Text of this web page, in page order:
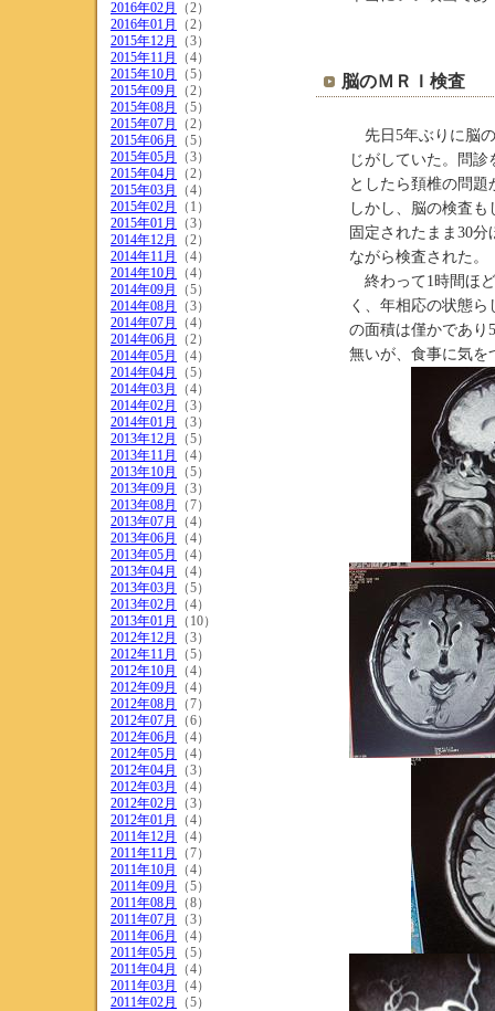
2016年02月
（2）
2016年01月
（2）
2015年12月
（3）
2015年11月
（4）
2015年10月
（5）
2015年09月
（2）
2015年08月
（5）
2015年07月
（2）
2015年06月
（5）
2015年05月
（3）
2015年04月
（2）
2015年03月
（4）
2015年02月
（1）
2015年01月
（3）
2014年12月
（2）
2014年11月
（4）
2014年10月
（4）
2014年09月
（5）
2014年08月
（3）
2014年07月
（4）
2014年06月
（2）
2014年05月
（4）
2014年04月
（5）
2014年03月
（4）
2014年02月
（3）
2014年01月
（3）
2013年12月
（5）
2013年11月
（4）
2013年10月
（5）
2013年09月
（3）
2013年08月
（7）
2013年07月
（4）
2013年06月
（4）
2013年05月
（4）
2013年04月
（4）
2013年03月
（5）
2013年02月
（4）
2013年01月
（10）
2012年12月
（3）
2012年11月
（5）
2012年10月
（4）
2012年09月
（4）
2012年08月
（7）
2012年07月
（6）
2012年06月
（4）
2012年05月
（4）
2012年04月
（3）
2012年03月
（4）
2012年02月
（3）
2012年01月
（4）
2011年12月
（4）
2011年11月
（7）
2011年10月
（4）
2011年09月
（5）
2011年08月
（8）
2011年07月
（3）
2011年06月
（4）
2011年05月
（5）
2011年04月
（4）
2011年03月
（4）
2011年02月
（5）
脳のＭＲＩ検査
先日5年ぶりに脳
じがしていた。問
としたら頚椎の問
しかし、脳の検査
固定されたまま30
ながら検査された。
終わって1時間ほ
く、年相応の状態
の面積は僅かであり
無いが、食事に気を